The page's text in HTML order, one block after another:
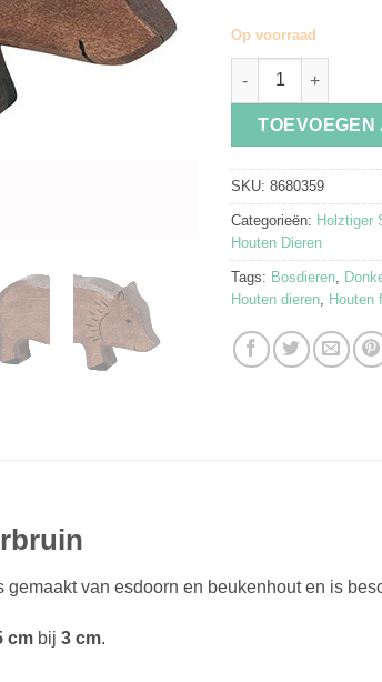
Op voorraad
Wild Zwijn
TOEVOEGEN
SKU: 8680359
Categorieën: Holztiger
Houten Dieren
Tags: Bosdieren,
Houten dieren, Houten
van esdoorn en beukenhout en is
cm bij 3 cm.